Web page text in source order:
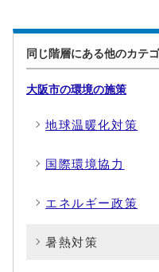
同じ階層にある他のカテ
大阪市の環境の施策
地球温暖化対策
国際環境協力
エネルギー政策
暑熱対策